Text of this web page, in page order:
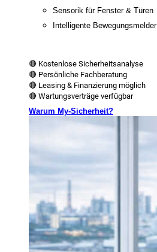
Sensorik für Fenster & Türen
Intelligente Bewegungsmelder
🔴 Kostenlose Sicherheitsanalyse
🔴 Persönliche Fachberatung
🔴 Leasing & Finanzierung möglich
🔴 Wartungsverträge verfügbar
Warum My-Sicherheit?